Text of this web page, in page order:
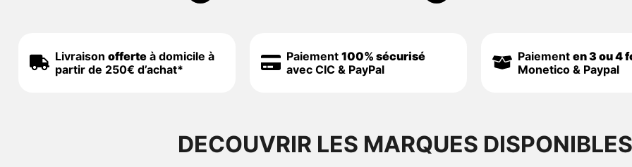
Livraison offerte à domicile à
partir de 250€ d’achat*
Paiement 100% sécurisé
avec CIC & PayPal
Paiement en 3 ou 4
Monetico & Paypal
DECOUVRIR LES MARQUES